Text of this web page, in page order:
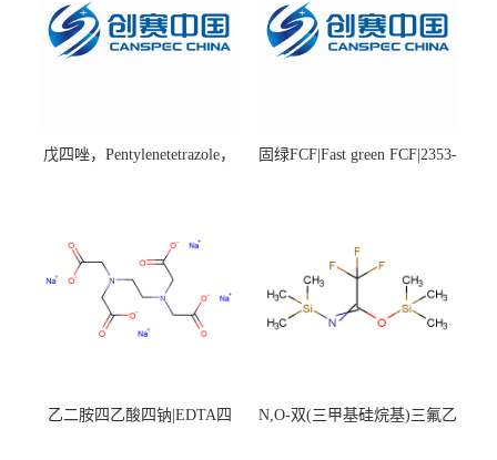
戊四唑，Pentylenetetrazole，
固绿FCF|Fast green FCF|2353-
乙二胺四乙酸四钠|EDTA四
N,O-双(三甲基硅烷基)三氟乙